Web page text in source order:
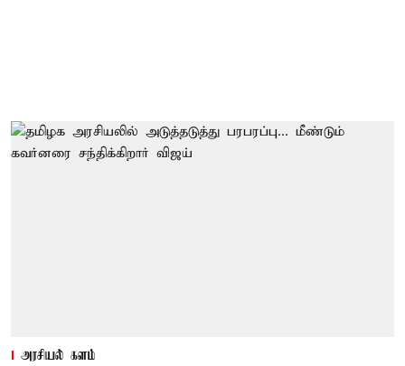
அரசியல் களம்